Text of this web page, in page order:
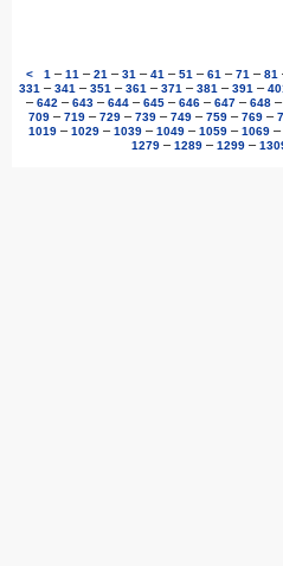
< 1 – 11 – 21 – 31 – 41 – 51 – 61 – 71 – 81
331 – 341 – 351 – 361 – 371 – 381 – 391 –
– 642 – 643 – 644 – 645 – 646 – 647 – 648 –
709– 719– 729– 739– 749– 759– 769–
1019– 1029– 1039– 1049– 1059– 1069–
1279– 1289– 1299–